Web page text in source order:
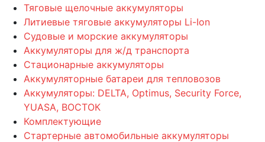
Тяговые щелочные аккумуляторы
Литиевые тяговые аккумуляторы Li-Ion
Судовые и морские аккумуляторы
Аккумуляторы для ж/д транспорта
Стационарные аккумуляторы
Аккумуляторные батареи для тепловозов
Аккумуляторы: DELTA, Optimus, Security Force,
YUASA, ВОСТОК
Комплектующие
Стартерные автомобильные аккумуляторы